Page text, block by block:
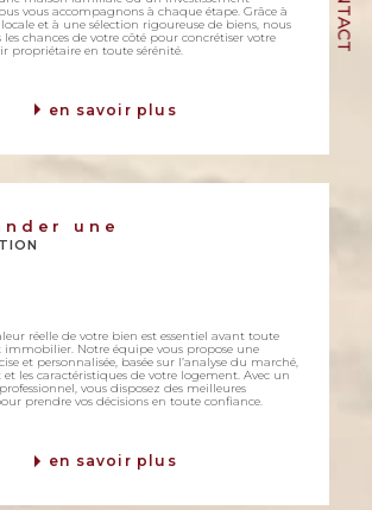
vous accompagnons à chaque étape. Grâce à
et à une sélection rigoureuse de biens, nous
chances de votre côté pour concrétiser votre
propriétaire en toute sérénité.
en savoir plus
une
réelle de votre bien est essentiel avant toute
immobilier. Notre équipe vous propose une
et personnalisée, basée sur l’analyse du marché,
et les caractéristiques de votre logement. Avec un
vous disposez des meilleures
prendre vos décisions en toute confiance.
en savoir plus